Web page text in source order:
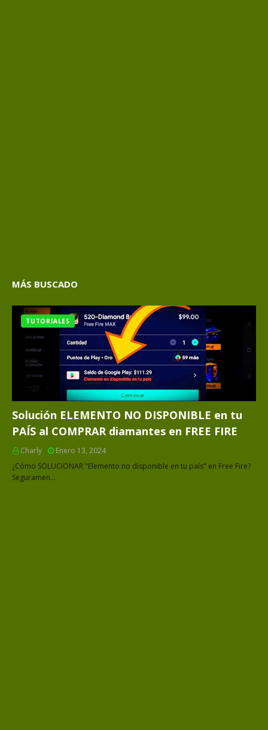
MÁS BUSCADO
TUTORIALES
Solución ELEMENTO NO DISPONIBLE en tu
PAÍS al COMPRAR diamantes en FREE FIRE
Charly
Enero 13, 2024
¿Cómo SOLUCIONAR "Elemento no disponible en tu país" en Free Fire?
Seguramen…